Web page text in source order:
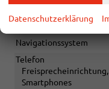
Navigationssystem
Telefon
Smartphones
Datenschutzerklärung